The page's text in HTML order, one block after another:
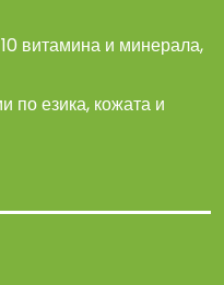
витамина и минерала,
по езика, кожата и